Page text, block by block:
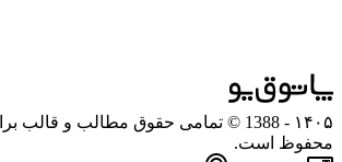
۱۴۰۵
- 1388 © تمامی حقوق مطالب و قالب
محفوظ است.